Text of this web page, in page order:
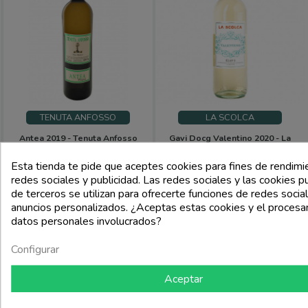
TENUTA ANFOSSO
Antea 2019 - Tenuta Anfosso
Precio
30,60 €Precio
base
34,00 €
add_shopping_cart
LA SCOLCA
Gavi Docg Valentino 2020 - La
Precio
12,80 €Precio
base
15,99 €
Esta tienda te pide que aceptes cookies para fines de
redes sociales y publicidad. Las redes sociales y las cookies
de terceros se utilizan para ofrecerte funciones de redes
anuncios personalizados. ¿Aceptas estas cookies y el
datos personales involucrados?
Configurar
Aceptar